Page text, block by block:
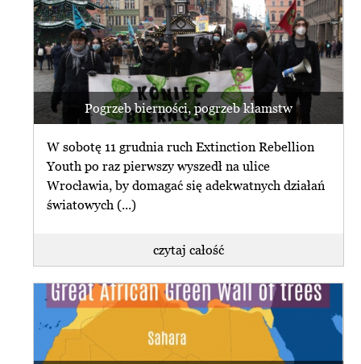
Pogrzeb bierności, pogrzeb kłamstw
W sobotę 11 grudnia ruch Extinction Rebellion
Youth po raz pierwszy wyszedł na ulice
Wrocławia, by domagać się adekwatnych działań
światowych (...)
czytaj całość